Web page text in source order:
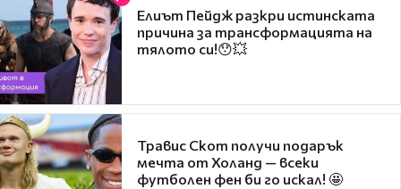
Елиът Пейдж разкри истинската
причина за трансформацията на
тялото си!😯💥
Травис Скот получи подарък
мечта от Холанд — всеки
футболен фен би го искал! 🤩